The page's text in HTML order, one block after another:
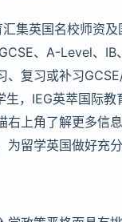
集英国名校师资
、A-Level、IB
、复习或补习
，IEG英萃国际教
右上角了解更多信
为留学英国做好充分